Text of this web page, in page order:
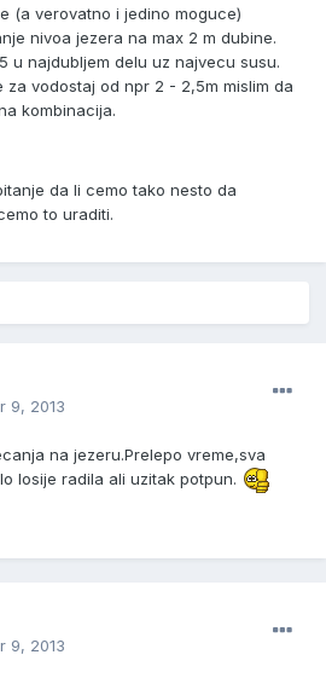
(a verovatno i jedino moguce)
nivoa jezera na max 2 m dubine.
u najdubljem delu uz najvecu susu.
za vodostaj od npr 2 - 2,5m mislim da
kombinacija.
da li cemo tako nesto da
to uraditi.
9, 2013
na jezeru.Prelepo vreme,sva
losije radila ali uzitak potpun.
9, 2013